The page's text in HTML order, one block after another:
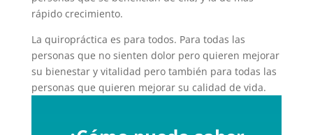
rápido crecimiento.
La quiropráctica es para todos. Para todas las
personas que no sienten dolor pero quieren mejorar
su bienestar y vitalidad pero también para todas las
personas que quieren mejorar su calidad de vida.